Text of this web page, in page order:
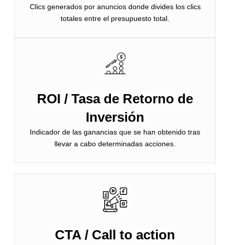
Clics generados por anuncios donde divides los clics
totales entre el presupuesto total.
ROI / Tasa de Retorno de
Inversión
Indicador de las ganancias que se han obtenido tras
llevar a cabo determinadas acciones.
CTA / Call to action